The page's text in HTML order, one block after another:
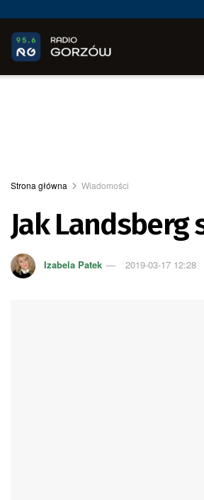
Strona główna Wiadomości
Jak Landsberg
Izabela Patek 2019-03-17 12:28